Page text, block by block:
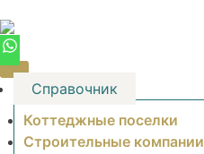
to
content
Справочник
Коттеджные поселки
Строительные компании